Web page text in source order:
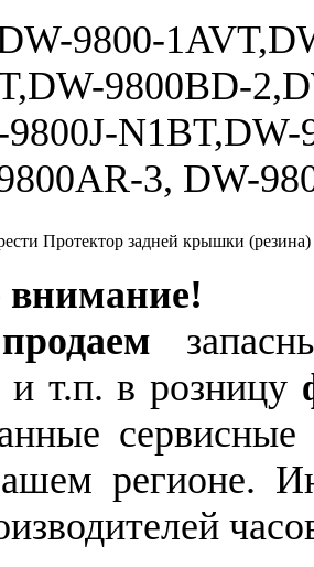
9800-
9800BD-
3, DW-
Протектор задней крышки
внимание!
и т.п. в розницу
регионе.